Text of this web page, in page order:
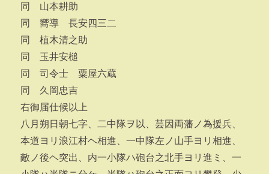
同 山本耕助
同 嚮導 長安四三二
同 植木清之助
同 玉井安槌
同 司令士 粟屋六蔵
同 久岡忠吉
右御届仕候以上
八月朔日朝七字、二中隊ヲ以、芸因両藩ノ為援兵、
本道ヨリ浪江村ヘ相進、一中隊左ノ山手ヨリ相進、
敵ノ後ヘ突出、内一小隊ハ砲台之北手ヨリ進ミ、一